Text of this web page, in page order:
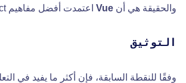
والحقيقة هي أن Vue اعتمدت أفضل مفاهيم React وAngular.
التوثيق
وفقًا للنقطة السابقة، فإن أكثر ما يفيد في